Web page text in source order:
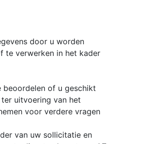
door u worden
te verwerken in het kader
beoordelen of u geschikt
uitvoering van het
voor verdere vragen
van uw sollicitatie en